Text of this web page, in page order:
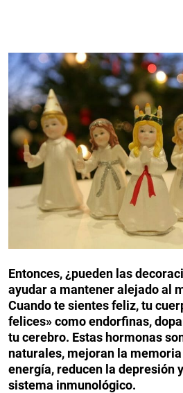
Entonces, ¿pueden las
ayudar a mantener alejado al
Cuando te sientes feliz, tu
felices» como endorfinas,
tu cerebro. Estas hormonas
naturales, mejoran la
energía, reducen la depresión
sistema inmunológico.